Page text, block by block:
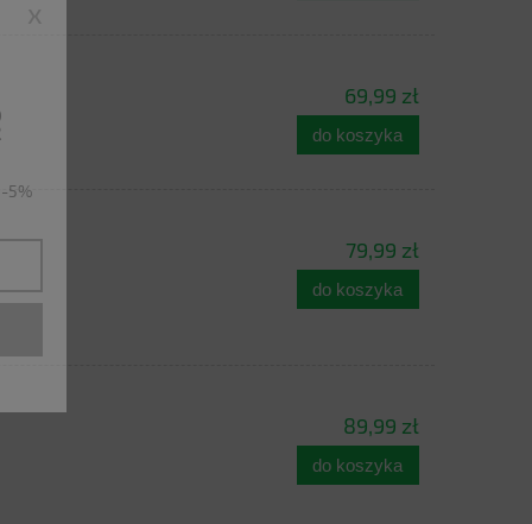
69,99 zł
do koszyka
79,99 zł
do koszyka
89,99 zł
do koszyka
5%